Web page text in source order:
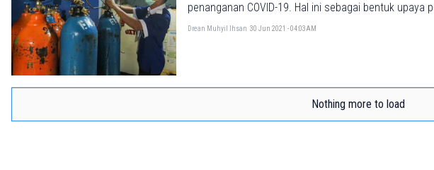
penanganan COVID-19. Hal ini sebagai bentuk
medis untuk pasien COVID-19.
Drean Muhyil Ihsan 30 Jun 2021 - 04:03AM
Nothing more to load